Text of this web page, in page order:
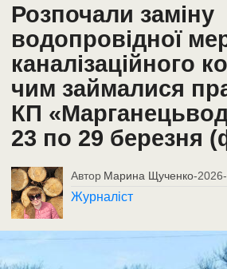
Розпочали заміну
водопровідної
каналізаційного
чим займалися
КП
23 по 29 березня
Автор Марина Щученко-
Журналіст